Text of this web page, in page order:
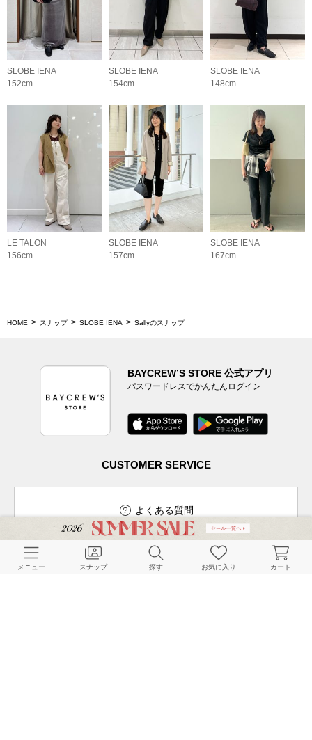
SLOBE IENA
152cm
SLOBE IENA
154cm
SLOBE IENA
148cm
LE TALON
156cm
SLOBE IENA
157cm
SLOBE IENA
167cm
HOME スナップ SLOBE IENA Sallyのスナップ
BAYCREW’S STORE 公式アプリ
パスワードレスでかんたんログイン
CUSTOMER SERVICE
よくある質問
メニュー スナップ 探す お気に入り カート